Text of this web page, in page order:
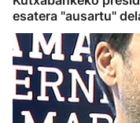
esatera "ausartu"